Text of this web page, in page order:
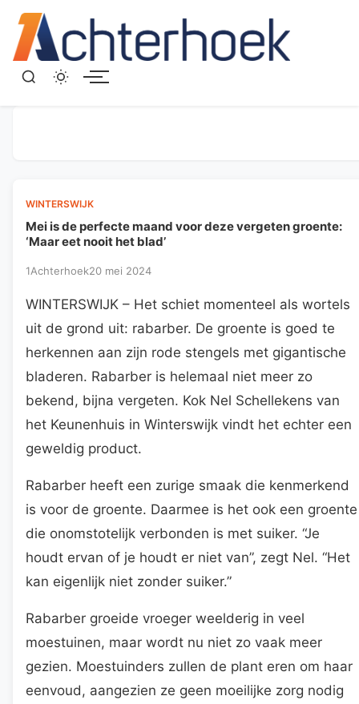
WINTERSWIJK
Mei is de perfecte maand voor deze vergeten groente:
‘Maar eet nooit het blad’
1Achterhoek20 mei 2024
WINTERSWIJK – Het schiet momenteel als wortels
uit de grond uit: rabarber. De groente is goed te
herkennen aan zijn rode stengels met gigantische
bladeren. Rabarber is helemaal niet meer zo
bekend, bijna vergeten. Kok Nel Schellekens van
het Keunenhuis in Winterswijk vindt het echter een
geweldig product.
Rabarber heeft een zurige smaak die kenmerkend
is voor de groente. Daarmee is het ook een groente
die onomstotelijk verbonden is met suiker. “Je
houdt ervan of je houdt er niet van”, zegt Nel. “Het
kan eigenlijk niet zonder suiker.”
Rabarber groeide vroeger weelderig in veel
moestuinen, maar wordt nu niet zo vaak meer
gezien. Moestuinders zullen de plant eren om haar
eenvoud, aangezien ze geen moeilijke zorg nodig